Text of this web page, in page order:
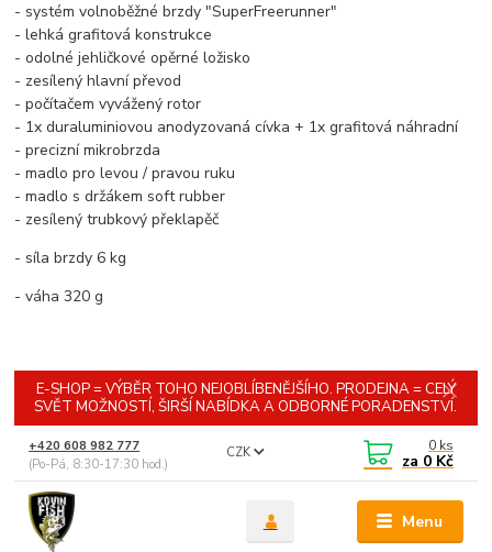
- systém volnoběžné brzdy "SuperFreerunner"
- lehká grafitová konstrukce
- odolné jehličkové opěrné ložisko
- zesílený hlavní převod
- počítačem vyvážený rotor
- 1x duraluminiovou anodyzovaná cívka + 1x grafitová náhradní
- precizní mikrobrzda
- madlo pro levou / pravou ruku
- madlo s držákem soft rubber
- zesílený trubkový překlapěč
- síla brzdy 6 kg
- váha 320 g
E-SHOP = VÝBĚR TOHO NEJOBLÍBENĚJŠÍHO. PRODEJNA = CELÝ
SVĚT MOŽNOSTÍ, ŠIRŠÍ NABÍDKA A ODBORNÉ PORADENSTVÍ.
Menu
CZK
+420 608 982 777
(Po-Pá, 8:30-17:30 hod.)
0 ks
za 0 Kč